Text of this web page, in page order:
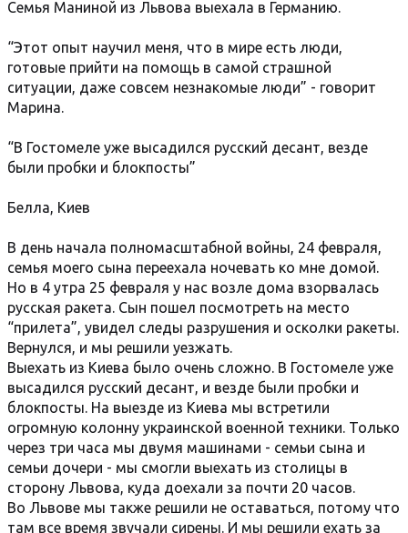
Семья Маниной из Львова выехала в Германию.
“Этот опыт научил меня, что в мире есть люди,
готовые прийти на помощь в самой страшной
ситуации, даже совсем незнакомые люди” - говорит
Марина.
“В Гостомеле уже высадился русский десант, везде
были пробки и блокпосты”
Белла, Киев
В день начала полномасштабной войны, 24 февраля,
семья моего сына переехала ночевать ко мне домой.
Но в 4 утра 25 февраля у нас возле дома взорвалась
русская ракета. Сын пошел посмотреть на место
“прилета”, увидел следы разрушения и осколки ракеты.
Вернулся, и мы решили уезжать.
Выехать из Киева было очень сложно. В Гостомеле уже
высадился русский десант, и везде были пробки и
блокпосты. На выезде из Киева мы встретили
огромную колонну украинской военной техники. Только
через три часа мы двумя машинами - семьи сына и
семьи дочери - мы смогли выехать из столицы в
сторону Львова, куда доехали за почти 20 часов.
Во Львове мы также решили не оставаться, потому что
там все время звучали сирены. И мы решили ехать за